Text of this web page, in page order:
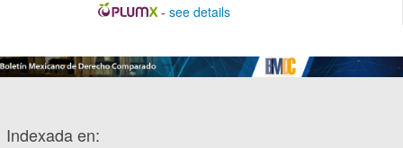
- see details
Indexada en: